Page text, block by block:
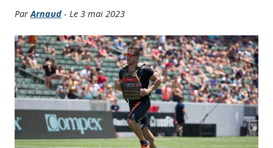
ParArnaud - Le 3 mai 2023